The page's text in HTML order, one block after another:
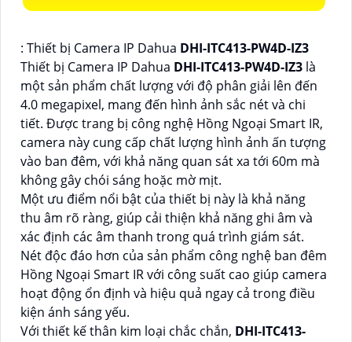
: Thiết bị Camera IP Dahua DHI-ITC413-PW4D-IZ3
Thiết bị Camera IP Dahua DHI-ITC413-PW4D-IZ3 là
một sản phẩm chất lượng với độ phân giải lên đến
4.0 megapixel, mang đến hình ảnh sắc nét và chi
tiết. Được trang bị công nghệ Hồng Ngoại Smart IR,
camera này cung cấp chất lượng hình ảnh ấn tượng
vào ban đêm, với khả năng quan sát xa tới 60m mà
không gây chói sáng hoặc mờ mịt.
Một ưu điểm nổi bật của thiết bị này là khả năng
thu âm rõ ràng, giúp cải thiện khả năng ghi âm và
xác định các âm thanh trong quá trình giám sát.
Nét độc đáo hơn của sản phẩm công nghệ ban đêm
Hồng Ngoại Smart IR với công suất cao giúp camera
hoạt động ổn định và hiệu quả ngay cả trong điều
kiện ánh sáng yếu.
Với thiết kế thân kim loại chắc chắn, DHI-ITC413-